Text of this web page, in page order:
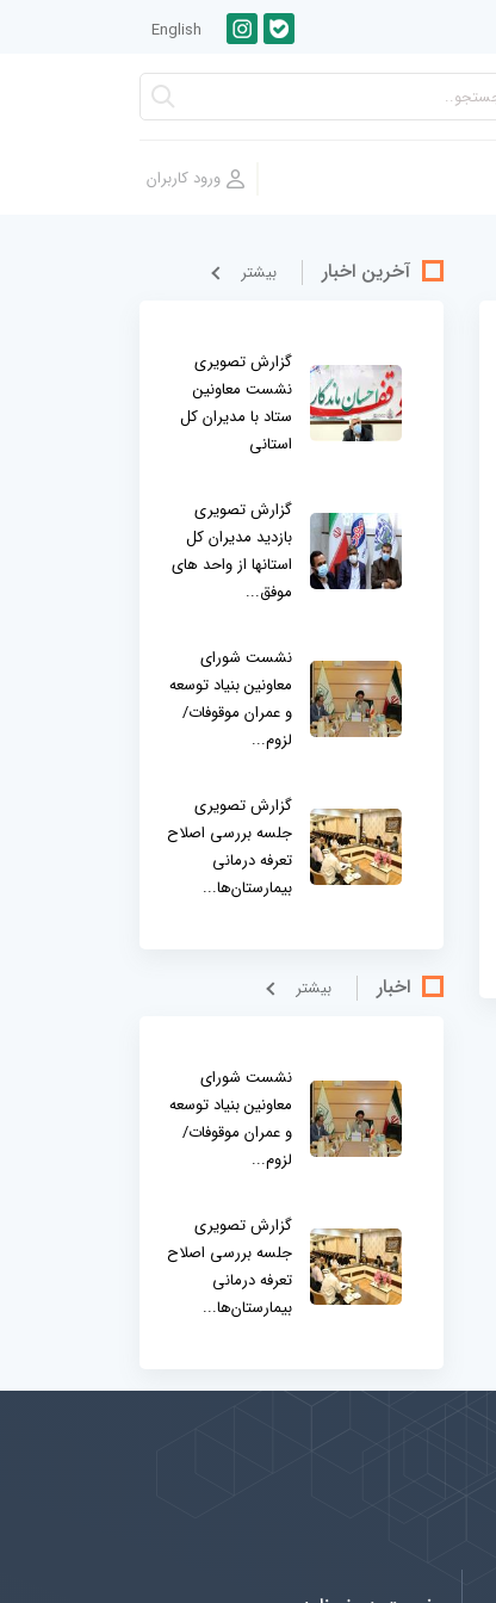
English
آخرین اخبار بيشتر
گزارش تصویری
نشست معاونین
ستاد با مدیران کل
استانی
گزارش تصویری
بازدید مدیران کل
استانها از واحد های
موفق...
نشست شورای
معاونین بنیاد توسعه
و عمران موقوفات/
لزوم...
گزارش تصویری
جلسه بررسی اصلاح
تعرفه درمانی
بیمارستان‌ها...
اخبار بيشتر
نشست شورای
معاونین بنیاد توسعه
و عمران موقوفات/
لزوم...
گزارش تصویری
جلسه بررسی اصلاح
تعرفه درمانی
بیمارستان‌ها...